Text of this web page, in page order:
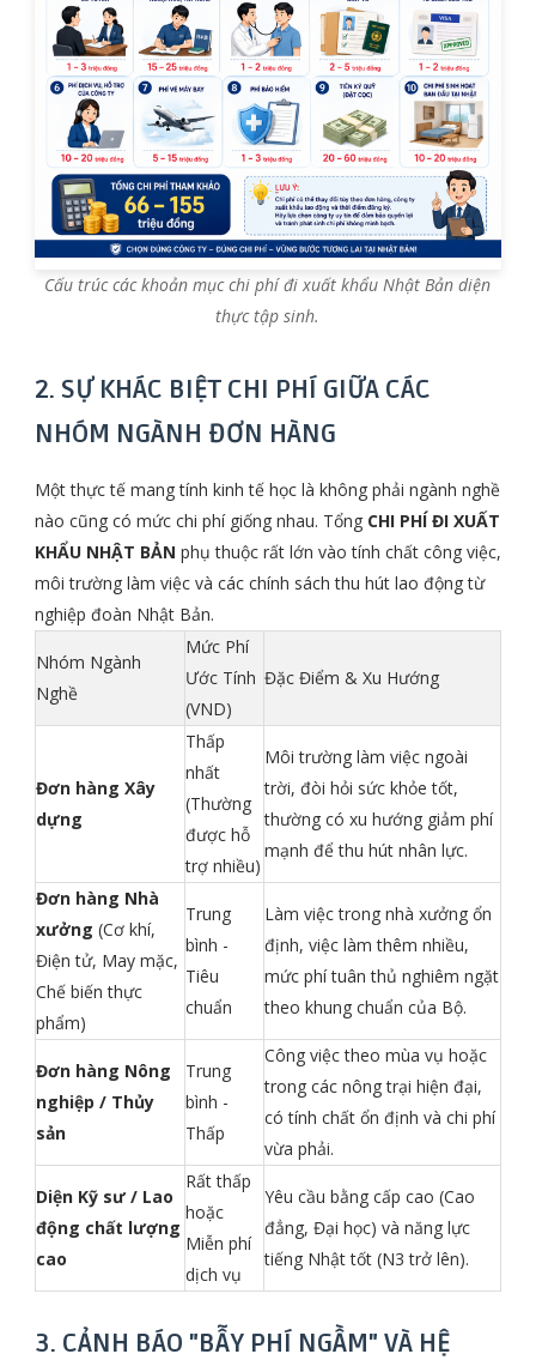
Cấu trúc các khoản mục chi phí đi xuất khẩu Nhật Bản diện
thực tập sinh.
2. SỰ KHÁC BIỆT CHI PHÍ GIỮA CÁC
NHÓM NGÀNH ĐƠN HÀNG
Một thực tế mang tính kinh tế học là không phải ngành nghề
nào cũng có mức chi phí giống nhau. Tổng CHI PHÍ ĐI XUẤT
KHẨU NHẬT BẢN phụ thuộc rất lớn vào tính chất công việc,
môi trường làm việc và các chính sách thu hút lao động từ
nghiệp đoàn Nhật Bản.
Nhóm Ngành
Nghề
Mức Phí
Ước Tính
(VND)
Đặc Điểm & Xu Hướng
Đơn hàng Xây
dựng
Thấp
nhất
(Thường
được hỗ
trợ nhiều)
Môi trường làm việc ngoài
trời, đòi hỏi sức khỏe tốt,
thường có xu hướng giảm phí
mạnh để thu hút nhân lực.
Đơn hàng Nhà
xưởng (Cơ khí,
Điện tử, May mặc,
Chế biến thực
phẩm)
Trung
bình -
Tiêu
chuẩn
Làm việc trong nhà xưởng ổn
định, việc làm thêm nhiều,
mức phí tuân thủ nghiêm ngặt
theo khung chuẩn của Bộ.
Đơn hàng Nông
nghiệp / Thủy
sản
Trung
bình -
Thấp
Công việc theo mùa vụ hoặc
trong các nông trại hiện đại,
có tính chất ổn định và chi phí
vừa phải.
Diện Kỹ sư / Lao
động chất lượng
cao
Rất thấp
hoặc
Miễn phí
dịch vụ
Yêu cầu bằng cấp cao (Cao
đẳng, Đại học) và năng lực
tiếng Nhật tốt (N3 trở lên).
3. CẢNH BÁO "BẪY PHÍ NGẦM" VÀ HỆ